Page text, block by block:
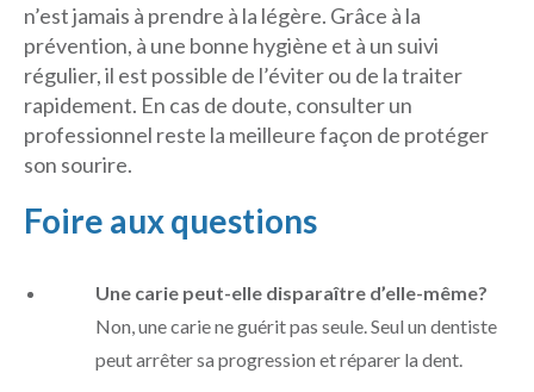
n’est jamais à prendre à la légère. Grâce à la
prévention, à une bonne hygiène et à un suivi
régulier, il est possible de l’éviter ou de la traiter
rapidement. En cas de doute, consulter un
professionnel reste la meilleure façon de protéger
son sourire.
Foire aux questions
Une carie peut-elle disparaître d’elle-même?
Non, une carie ne guérit pas seule. Seul un dentiste
peut arrêter sa progression et réparer la dent.